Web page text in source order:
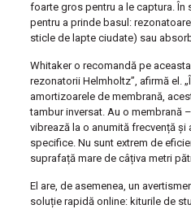
foarte gros pentru a le captura. În
pentru a prinde basul:
sticle de lapte ciudate) sau
Whitaker o recomandă pe
rezonatorii Helmholtz”, afirmă el.
amortizoarele de membrană,
tambur inversat. Au o membrană
vibrează la o anumită frecvență și
specifice. Nu sunt extrem de
suprafață mare de câțiva metri
El are, de asemenea, un
soluție rapidă online: kiturile de